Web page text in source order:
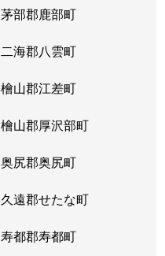
茅部郡鹿部町
二海郡八雲町
檜山郡江差町
檜山郡厚沢部町
奥尻郡奥尻町
久遠郡せたな町
寿都郡寿都町